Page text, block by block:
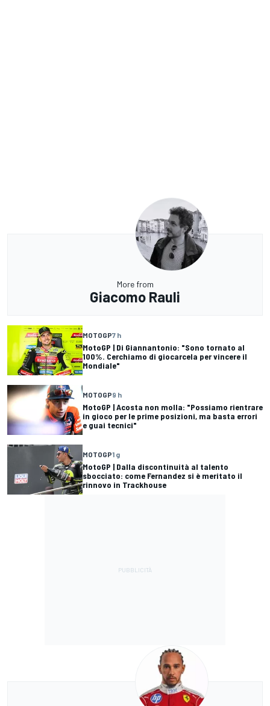
More from
Giacomo Rauli
MOTOGP7 h
MotoGP | Di Giannantonio: "Sono tornato al
100%. Cerchiamo di giocarcela per vincere il
Mondiale"
MOTOGP9 h
MotoGP | Acosta non molla: "Possiamo rientrare
in gioco per le prime posizioni, ma basta errori
e guai tecnici"
MOTOGP1 g
MotoGP | Dalla discontinuità al talento
sbocciato: come Fernandez si è meritato il
rinnovo in Trackhouse